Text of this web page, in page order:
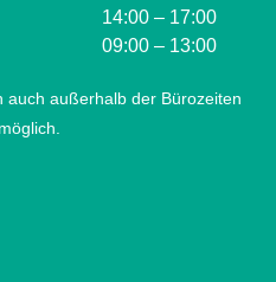
14:00 – 17:00
09:00 – 13:00
auch außerhalb der Bürozeiten